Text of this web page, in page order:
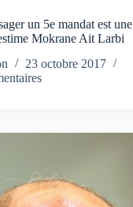
un 5e mandat est une
Mokrane Ait Larbi
23 octobre 2017